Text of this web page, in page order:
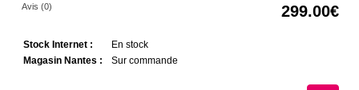
Avis (0) 299.00
Stock Internet :
En stock
Magasin Nantes :
Sur commande